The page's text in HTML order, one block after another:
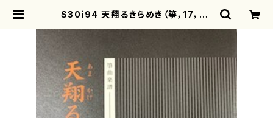
S30i94 天翔るきらめき（箏，17，尺/